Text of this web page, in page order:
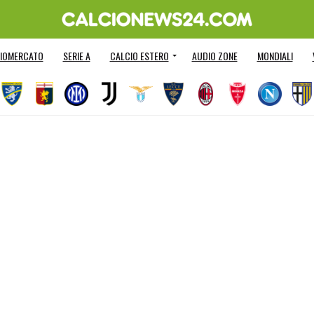
SERIE A CALCIO ESTERO AUDIO ZONE MONDIALI